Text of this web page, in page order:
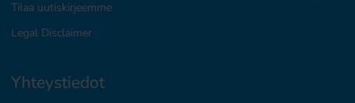
Tilaa uutiskirjeemme
Legal Disclaimer
Yhteystiedot